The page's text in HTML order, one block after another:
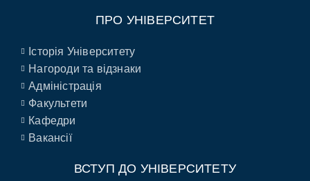
ПРО УНІВЕРСИТЕТ
Історія Університету
Нагороди та відзнаки
Адміністрація
Факультети
Кафедри
Вакансії
ВСТУП ДО УНІВЕРСИТЕТУ